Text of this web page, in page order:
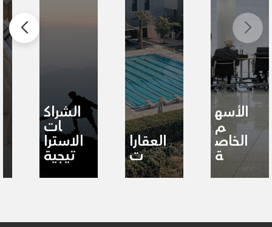
الأسه
م
الخاص
ة
العقارا
ت
الشراك
ات
الاسترا
تيجية